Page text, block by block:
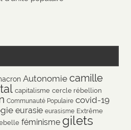
Autonomie camille
capitalisme cercle rébellion
Communauté Populaire covid-19
eurasie eurasisme Extrême
féminisme gilets